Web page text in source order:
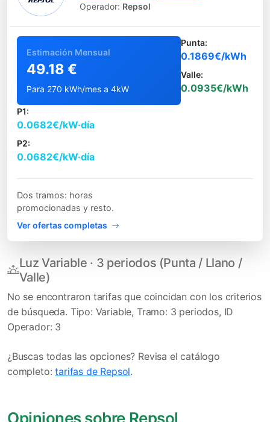
Operador: Repsol
Estimación Mensual
49.18 €
Para 270 kWh/mes a 4kW
Punta:
0.1869€/kWh
Valle:
0.0935€/kWh
P1:
0.0682€/kW·día
P2:
0.0682€/kW·día
Dos tramos: horas
promocionadas y resto.
Ver ofertas completas
Luz Variable · 3 periodos (Punta / Llano /
Valle)
No se encontraron tarifas que coincidan con los criterios
de búsqueda. Tipo: Variable, Tramo: 3 periodos, ID
Operador: 3
¿Buscas todas las opciones? Revisa el catálogo
completo:tarifas de Repsol.
Opiniones sobre Repsol